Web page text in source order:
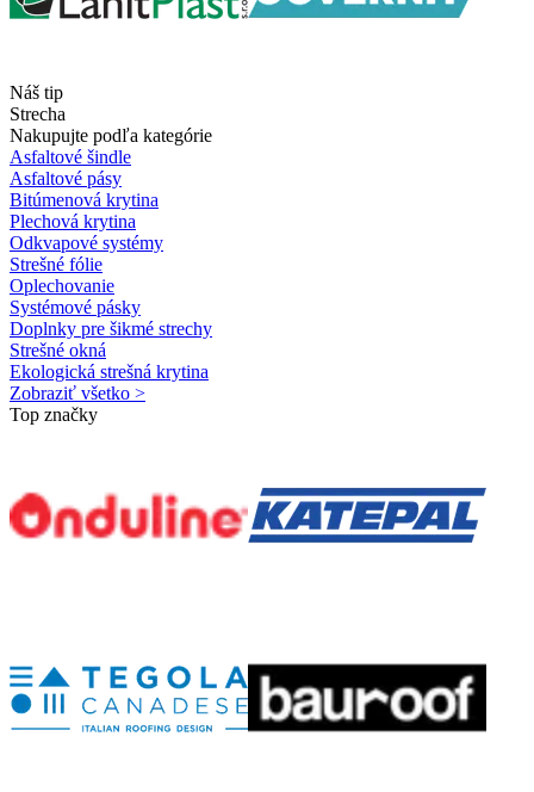
Náš tip
Strecha
Nakupujte podľa kategórie
Asfaltové šindle
Asfaltové pásy
Bitúmenová krytina
Plechová krytina
Odkvapové systémy
Strešné fólie
Oplechovanie
Systémové pásky
Doplnky pre šikmé strechy
Strešné okná
Ekologická strešná krytina
Zobraziť všetko >
Top značky